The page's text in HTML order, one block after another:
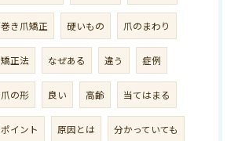
巻き爪矯正 硬いもの 爪のまわり
矯正法 なぜある 違う 症例
爪の形 良い 高齢 当てはまる
ポイント 原因とは 分かっていても